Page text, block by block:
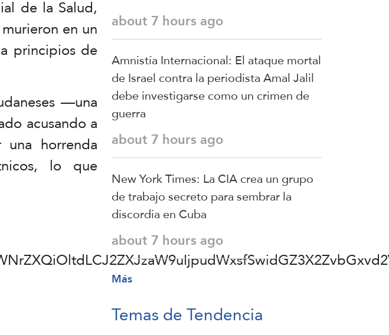
de la Salud,
en un
principios de
—una
acusando a
horrenda
lo que
about 7 hours ago
Amnistía Internacional: El ataque mortal
de Israel contra la periodista Amal Jalil
debe investigarse como un crimen de
guerra
about 7 hours ago
New York Times: La CIA crea un grupo
de trabajo secreto para sembrar la
discordia en Cuba
about 7 hours ago
Más
Temas de Tendencia